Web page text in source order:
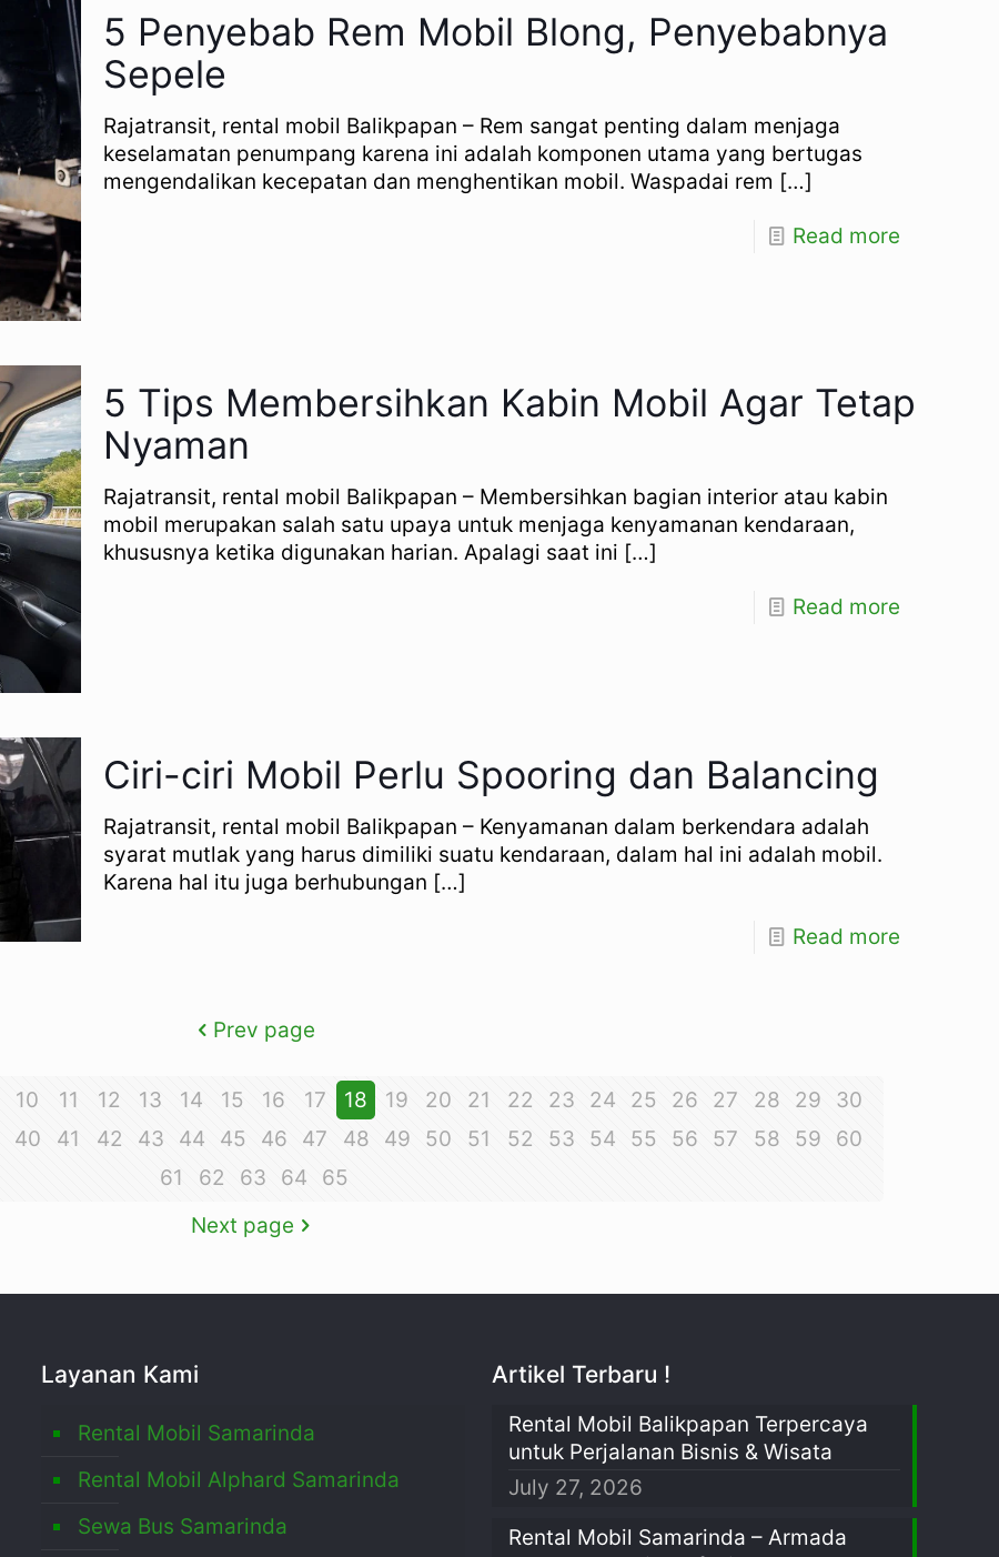
5 Penyebab Rem Mobil Blong, Penyebabnya
Sepele
Rajatransit, rental mobil Balikpapan – Rem sangat penting dalam menjaga
keselamatan penumpang karena ini adalah komponen utama yang bertugas
mengendalikan kecepatan dan menghentikan mobil. Waspadai rem […]
Read more
5 Tips Membersihkan Kabin Mobil Agar Tetap
Nyaman
Rajatransit, rental mobil Balikpapan – Membersihkan bagian interior atau kabin
mobil merupakan salah satu upaya untuk menjaga kenyamanan kendaraan,
khususnya ketika digunakan harian. Apalagi saat ini […]
Read more
Ciri-ciri Mobil Perlu Spooring dan Balancing
Rajatransit, rental mobil Balikpapan – Kenyamanan dalam berkendara adalah
syarat mutlak yang harus dimiliki suatu kendaraan, dalam hal ini adalah mobil.
Karena hal itu juga berhubungan […]
Read more
Prev page
10 11 12 13 14 15 16 17 18 19 20 21 22 23 24 25 26 27 28 29
30
40 41 42 43 44 45 46 47 48 49 50 51 52 53 54 55 56 57 58 59
60
61
62 63 64
65
Next page
Layanan Kami
Rental Mobil Samarinda
Rental Mobil Alphard Samarinda
Sewa Bus Samarinda
Artikel Terbaru !
Rental Mobil Balikpapan Terpercaya
untuk Perjalanan Bisnis & Wisata
July 27, 2026
Rental Mobil Samarinda – Armada